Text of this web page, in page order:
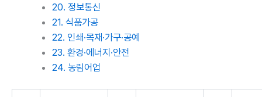
20. 정보통신
21. 식품가공
22. 인쇄·목재·가구·공예
23. 환경·에너지·안전
24. 농림어업